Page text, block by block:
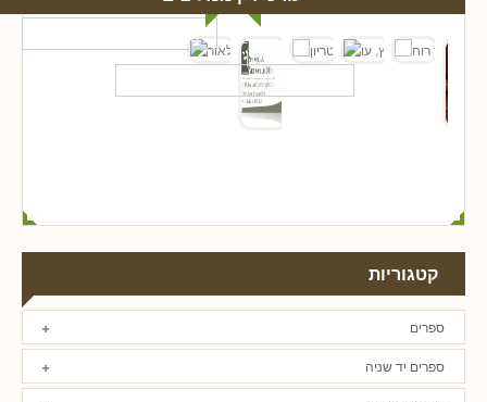
קטגוריות
ספרים
ספרים יד שניה